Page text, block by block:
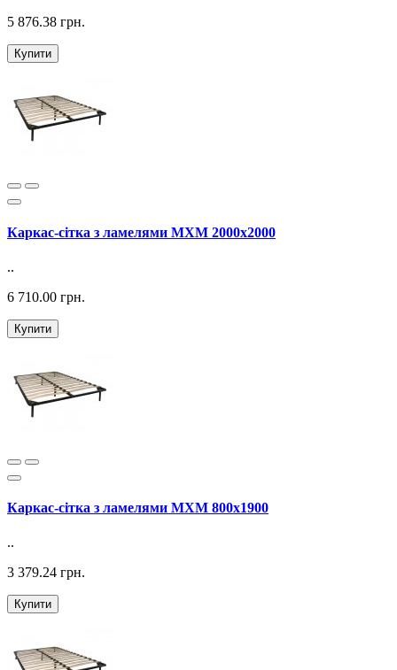
5 876.38 грн.
Купити
Каркас-сітка з ламелями MXM 2000х2000
..
6 710.00 грн.
Купити
Каркас-сітка з ламелями MXM 800х1900
..
3 379.24 грн.
Купити